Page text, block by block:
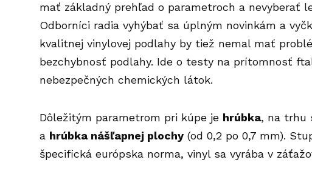
mať základný prehľad o parametroch a nevyberať
Odborníci radia vyhýbať sa úplným novinkám a
kvalitnej vinylovej podlahy by tiež nemal mať
bezchybnosť podlahy. Ide o testy na prítomnosť
nebezpečných chemických látok.
Dôležitým parametrom pri kúpe je hrúbka, na trhu
a hrúbka nášľapnej plochy (od 0,2 po 0,7 mm).
špecifická európska norma, vinyl sa vyrába v